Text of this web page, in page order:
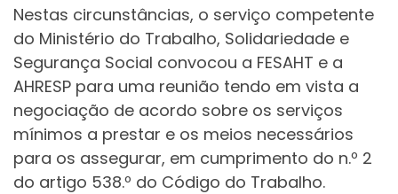
Nestas circunstâncias, o serviço competente
do Ministério do Trabalho, Solidariedade e
Segurança Social convocou a FESAHT e a
AHRESP para uma reunião tendo em vista a
negociação de acordo sobre os serviços
mínimos a prestar e os meios necessários
para os assegurar, em cumprimento do n.º 2
do artigo 538.º do Código do Trabalho.